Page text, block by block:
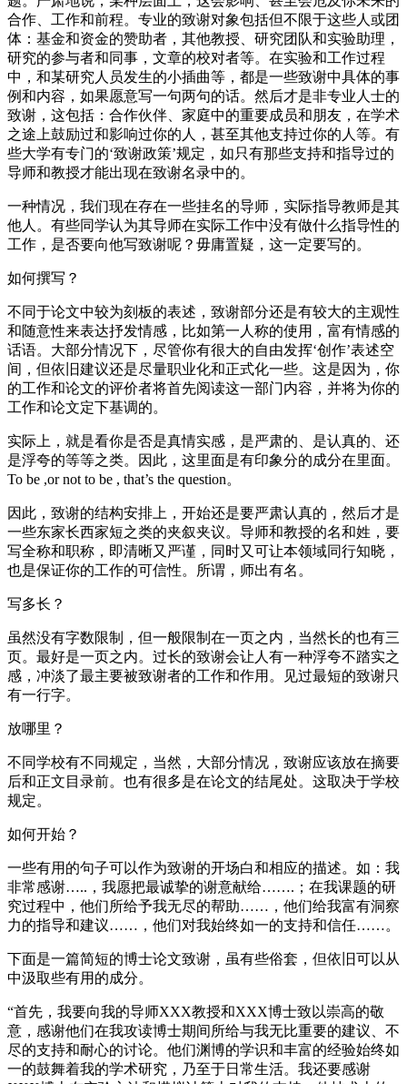
合作、工作和前程。专业的致谢对象包括但不限于这些人或团
体：基金和资金的赞助者，其他教授、研究团队和实验助理，
研究的参与者和同事，文章的校对者等。在实验和工作过程
中，和某研究人员发生的小插曲等，都是一些致谢中具体的事
例和内容，如果愿意写一句两句的话。然后才是非专业人士的
致谢，这包括：合作伙伴、家庭中的重要成员和朋友，在学术
之途上鼓励过和影响过你的人，甚至其他支持过你的人等。有
些大学有专门的‘致谢政策’规定，如只有那些支持和指导过的
导师和教授才能出现在致谢名录中的。
一种情况，我们现在存在一些挂名的导师，实际指导教师是其
他人。有些同学认为其导师在实际工作中没有做什么指导性的
工作，是否要向他写致谢呢？毋庸置疑，这一定要写的。
如何撰写？
不同于论文中较为刻板的表述，致谢部分还是有较大的主观性
和随意性来表达抒发情感，比如第一人称的使用，富有情感的
话语。大部分情况下，尽管你有很大的自由发挥‘创作’表述空
间，但依旧建议还是尽量职业化和正式化一些。这是因为，你
的工作和论文的评价者将首先阅读这一部门内容，并将为你的
工作和论文定下基调的。
实际上，就是看你是否是真情实感，是严肃的、是认真的、还
是浮夸的等等之类。因此，这里面是有印象分的成分在里面。
To be ,or not to be , that’s the question。
因此，致谢的结构安排上，开始还是要严肃认真的，然后才是
一些东家长西家短之类的夹叙夹议。导师和教授的名和姓，要
写全称和职称，即清晰又严谨，同时又可让本领域同行知晓，
也是保证你的工作的可信性。所谓，师出有名。
写多长？
虽然没有字数限制，但一般限制在一页之内，当然长的也有三
页。最好是一页之内。过长的致谢会让人有一种浮夸不踏实之
感，冲淡了最主要被致谢者的工作和作用。见过最短的致谢只
有一行字。
放哪里？
不同学校有不同规定，当然，大部分情况，致谢应该放在摘要
后和正文目录前。也有很多是在论文的结尾处。这取决于学校
规定。
如何开始？
一些有用的句子可以作为致谢的开场白和相应的描述。如：我
非常感谢…..，我愿把最诚挚的谢意献给…….；在我课题的研
究过程中，他们所给予我无尽的帮助……，他们给我富有洞察
力的指导和建议……，他们对我始终如一的支持和信任……。
下面是一篇简短的博士论文致谢，虽有些俗套，但依旧可以从
中汲取些有用的成分。
“首先，我要向我的导师XXX教授和XXX博士致以崇高的敬
意，感谢他们在我攻读博士期间所给与我无比重要的建议、不
尽的支持和耐心的讨论。他们渊博的学识和丰富的经验始终如
一的鼓舞着我的学术研究，乃至于日常生活。我还要感谢